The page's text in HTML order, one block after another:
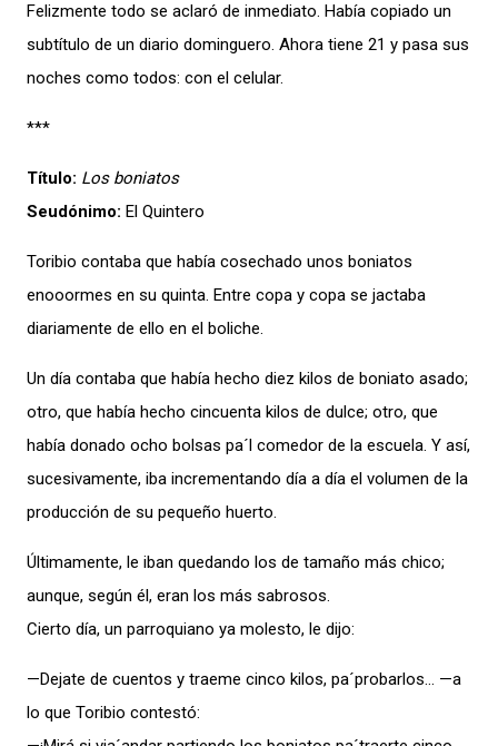
Felizmente todo se aclaró de inmediato. Había copiado un
subtítulo de un diario dominguero. Ahora tiene 21 y pasa sus
noches como todos: con el celular.
***
Título: Los boniatos
Seudónimo: El Quintero
Toribio contaba que había cosechado unos boniatos
enooormes en su quinta. Entre copa y copa se jactaba
diariamente de ello en el boliche.
Un día contaba que había hecho diez kilos de boniato asado;
otro, que había hecho cincuenta kilos de dulce; otro, que
había donado ocho bolsas pa´l comedor de la escuela. Y así,
sucesivamente, iba incrementando día a día el volumen de la
producción de su pequeño huerto.
Últimamente, le iban quedando los de tamaño más chico;
aunque, según él, eran los más sabrosos.
Cierto día, un parroquiano ya molesto, le dijo:
—Dejate de cuentos y traeme cinco kilos, pa´probarlos… —a
lo que Toribio contestó: